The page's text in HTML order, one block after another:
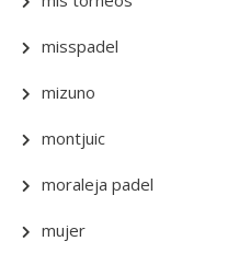
misspadel
mizuno
montjuic
moraleja padel
mujer